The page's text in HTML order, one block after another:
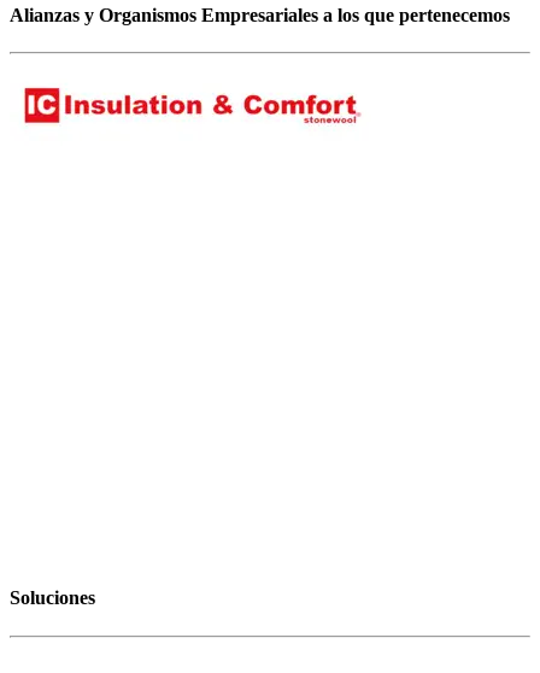
Alianzas y Organismos Empresariales a los que pertenecemos
Soluciones